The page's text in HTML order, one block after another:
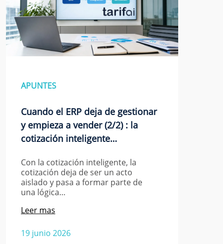
APUNTES
Cuando el ERP deja de gestionar
y empieza a vender (2/2) : la
cotización inteligente…
Con la cotización inteligente, la
cotización deja de ser un acto
aislado y pasa a formar parte de
una lógica…
19 junio 2026
Leer mas